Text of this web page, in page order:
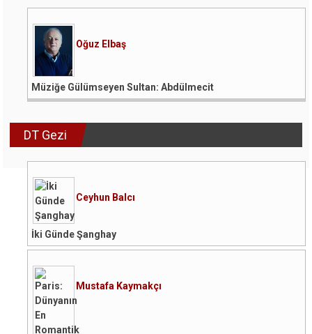
Oğuz Elbaş
Müziğe Gülümseyen Sultan: Abdülmecit
DT Gezi
Ceyhun Balcı
İki Günde Şanghay
Mustafa Kaymakçı